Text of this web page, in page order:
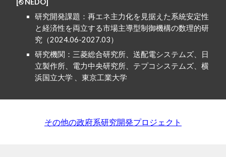
[⎋NEDO]
研究開発課題：再エネ主力化を見据えた系統安定性
と経済性を両立する市場主導型制御機構の数理的研
究（2024.06-2027.03）
研究機関： 三菱総合研究所、送配電システムズ、日
立製作所、電力中央研究所、テプコシステムズ、横
浜国立大学 、東京工業大学
その他の政府系研究開発プロジェクト